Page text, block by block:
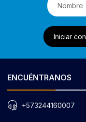
Iniciar
ENCUÉNTRANOS
+573244160007